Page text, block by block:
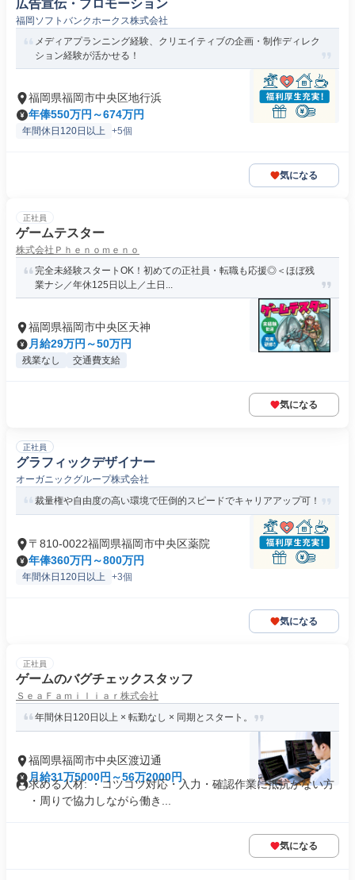
広告宣伝・プロモーション
福岡ソフトバンクホークス株式会社
メディアプランニング経験、クリエイティブの企画・制作ディレク
ション経験が活かせる！
福岡県福岡市中央区地行浜
年俸550万円～674万円
年間休日120日以上 +5個
気になる
正社員
ゲームテスター
株式会社Ｐｈｅｎｏｍｅｎｏ
完全未経験スタートOK！初めての正社員・転職も応援◎＜ほぼ残
業ナシ／年休125日以上／土日...
福岡県福岡市中央区天神
月給29万円～50万円
残業なし 交通費支給
気になる
正社員
グラフィックデザイナー
オーガニックグループ株式会社
裁量権や自由度の高い環境で圧倒的スピードでキャリアアップ可！
〒810-0022福岡県福岡市中央区薬院
年俸360万円～800万円
年間休日120日以上 +3個
気になる
正社員
ゲームのバグチェックスタッフ
ＳｅａＦａｍｉｌｉａｒ株式会社
年間休日120日以上 × 転勤なし × 同期とスタート。
福岡県福岡市中央区渡辺通
月給31万5000円～56万2000円
求める人材: ・コツコツ対応・入力・確認作業に抵抗がない方
・周りで協力しながら働き...
気になる